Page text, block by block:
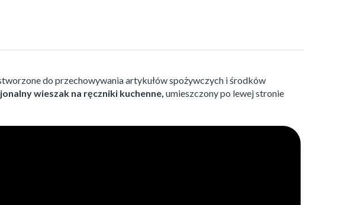
do przechowywania artykułów spożywczych i środków
wieszak na ręczniki kuchenne, umieszczony po lewej stronie